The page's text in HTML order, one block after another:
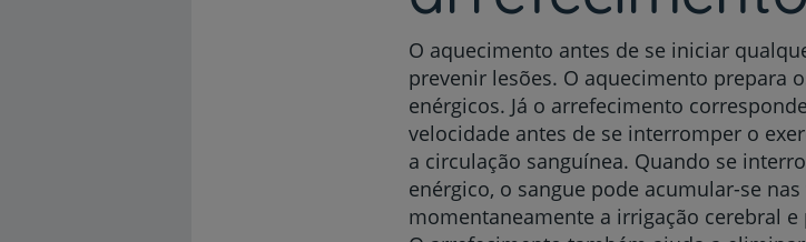
O aquecimento antes de se iniciar
prevenir lesões. O aquecimento prepara
enérgicos. Já o arrefecimento
velocidade antes de se interromper o
a circulação sanguínea. Quando se
enérgico, o sangue pode acumular-se
momentaneamente a irrigação cerebral